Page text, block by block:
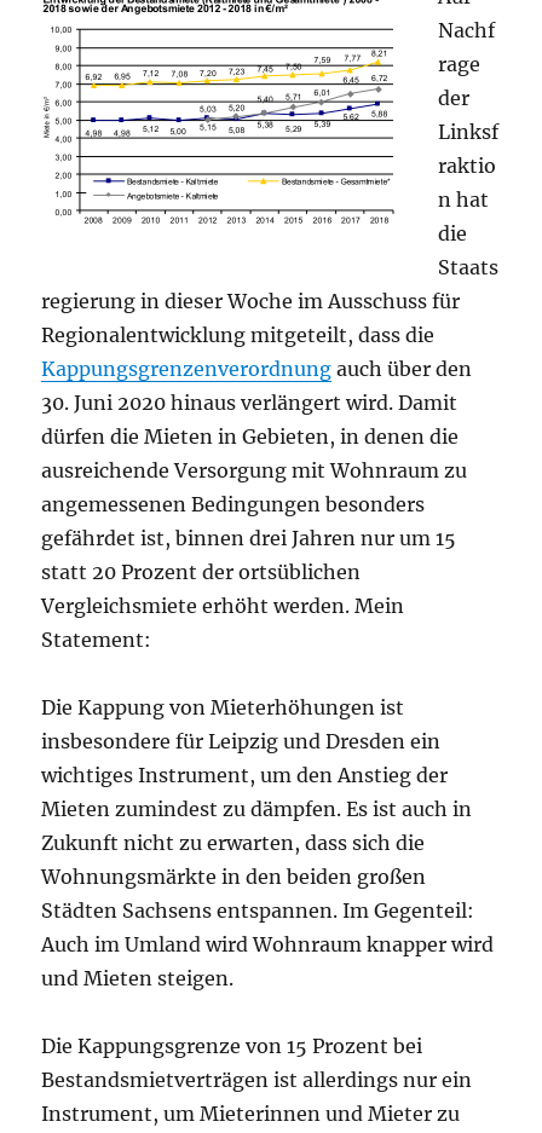
Nachf
rage
der
Linksf
raktio
n hat
die
Staats
regierung in dieser Woche im Ausschuss für
Regionalentwicklung mitgeteilt, dass die
Kappungsgrenzenverordnung auch über den
30. Juni 2020 hinaus verlängert wird. Damit
dürfen die Mieten in Gebieten, in denen die
ausreichende Versorgung mit Wohnraum zu
angemessenen Bedingungen besonders
gefährdet ist, binnen drei Jahren nur um 15
statt 20 Prozent der ortsüblichen
Vergleichsmiete erhöht werden. Mein
Statement:
Die Kappung von Mieterhöhungen ist
insbesondere für Leipzig und Dresden ein
wichtiges Instrument, um den Anstieg der
Mieten zumindest zu dämpfen. Es ist auch in
Zukunft nicht zu erwarten, dass sich die
Wohnungsmärkte in den beiden großen
Städten Sachsens entspannen. Im Gegenteil:
Auch im Umland wird Wohnraum knapper wird
und Mieten steigen.
Die Kappungsgrenze von 15 Prozent bei
Bestandsmietverträgen ist allerdings nur ein
Instrument, um Mieterinnen und Mieter zu